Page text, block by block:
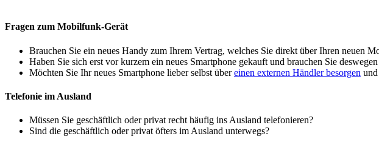
Fragen zum Mobilfunk-Gerät
Brauchen Sie ein neues Handy zum Ihrem Vertrag, welches Sie direkt über Ihren neuen
Haben Sie sich erst vor kurzem ein neues Smartphone gekauft und brauchen Sie
Möchten Sie Ihr neues Smartphone lieber selbst übereinen externen Händler besorgen
Telefonie im Ausland
Müssen Sie geschäftlich oder privat recht häufig ins Ausland telefonieren?
Sind die geschäftlich oder privat öfters im Ausland unterwegs?